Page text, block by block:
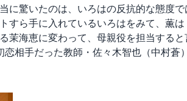
に驚いたのは、いろはの反抗的な態度
すら手に入れているいろはをみて、薫
茉海恵に変わって、母親役を担当する
相手だった教師・佐々木智也（中村蒼